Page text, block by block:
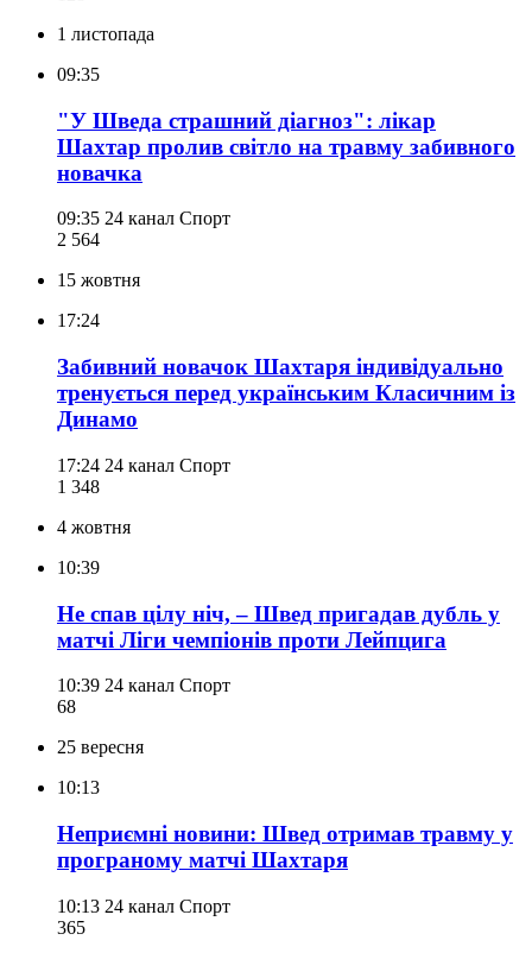
1 листопада
09:35
"У Шведа страшний діагноз": лікар
Шахтар пролив світло на травму забивного
новачка
09:35 24 канал Спорт
2 564
15 жовтня
17:24
Забивний новачок Шахтаря індивідуально
тренується перед українським Класичним із
Динамо
17:24 24 канал Спорт
1 348
4 жовтня
10:39
Не спав цілу ніч, – Швед пригадав дубль у
матчі Ліги чемпіонів проти Лейпцига
10:39 24 канал Спорт
68
25 вересня
10:13
Неприємні новини: Швед отримав травму у
програному матчі Шахтаря
10:13 24 канал Спорт
365